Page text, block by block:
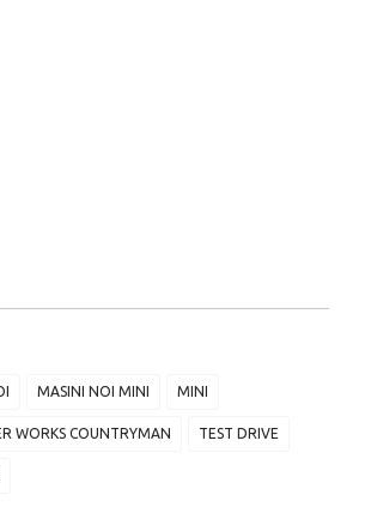
MASINI NOI MINI MINI
WORKS COUNTRYMAN TEST DRIVE